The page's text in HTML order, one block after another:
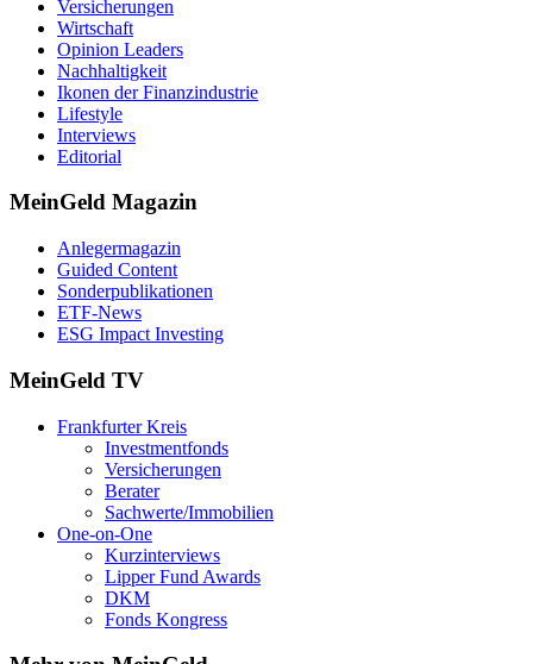
Versicherungen
Wirtschaft
Opinion Leaders
Nachhaltigkeit
Ikonen der Finanzindustrie
Lifestyle
Interviews
Editorial
MeinGeld Magazin
Anlegermagazin
Guided Content
Sonderpublikationen
ETF-News
ESG Impact Investing
MeinGeld TV
Frankfurter Kreis
Investmentfonds
Versicherungen
Berater
Sachwerte/Immobilien
One-on-One
Kurzinterviews
Lipper Fund Awards
DKM
Fonds Kongress